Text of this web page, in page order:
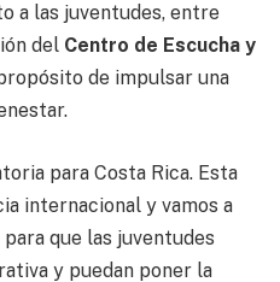
a las juventudes, entre
del Centro de Escucha y
de impulsar una
para Costa Rica. Esta
internacional y vamos a
que las juventudes
y puedan poner la